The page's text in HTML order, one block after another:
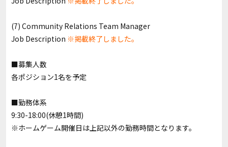
(7) Community Relations Team Manager
Job Description ※掲載終了しました。
■募集人数
各ポジション1名を予定
■勤務体系
9:30-18:00(休憩1時間)
※ホームゲーム開催日は上記以外の勤務時間となります。